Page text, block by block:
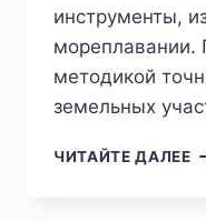
инструменты,
мореплавании.
методикой
земельных
ЧИТАЙТЕ ДАЛЕЕ